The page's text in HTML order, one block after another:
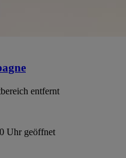
entfernt
Uhr geöffnet